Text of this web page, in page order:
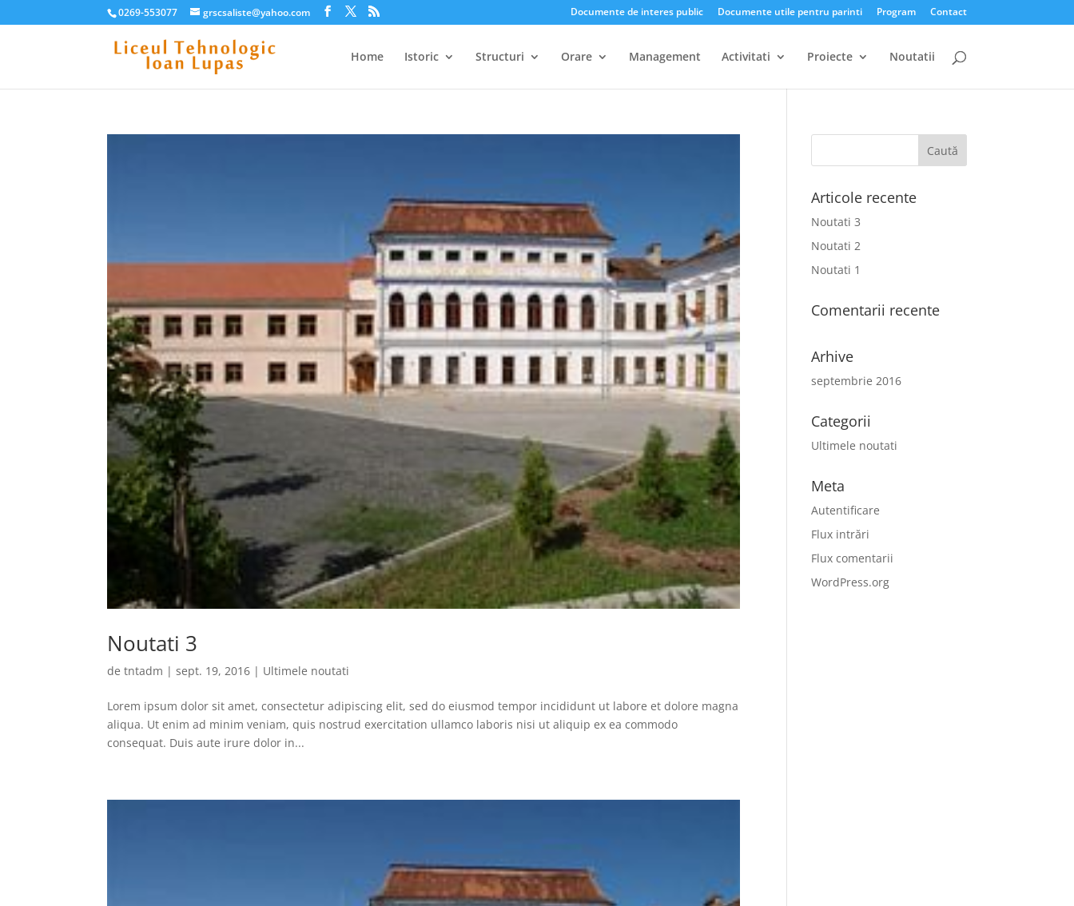
0269-553077 grscsaliste@yahoo.com Documente de interes public Documente utile pentru parinti Program Contact
Home Istoric Structuri Orare Management Activitati Proiecte Noutatii
Noutati 3
detntadm |sept. 19, 2016 | Ultimele noutati
Lorem ipsum dolor sit amet, consectetur adipiscing elit, sed do eiusmod tempor incididunt ut labore et dolore magna
aliqua. Ut enim ad minim veniam, quis nostrud exercitation ullamco laboris nisi ut aliquip ex ea commodo
consequat. Duis aute irure dolor in...
Articole recente
Noutati 3
Noutati 2
Noutati 1
Comentarii recente
Arhive
septembrie 2016
Categorii
Ultimele noutati
Meta
Autentificare
Flux intrări
Flux comentarii
WordPress.org